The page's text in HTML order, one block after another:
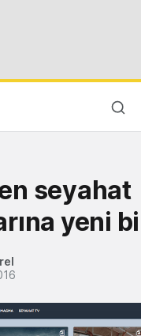
seyahat
yeni